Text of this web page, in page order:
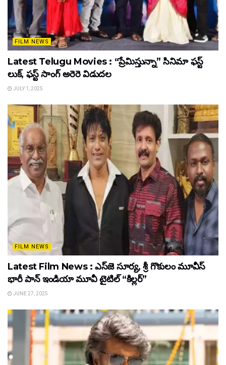
FILM NEWS
Latest Telugu Movies : “ప్రేమిస్తున్నా” సినిమా ఫస్ట్
లుక్, ఫస్ట్ సాంగ్ అరెరె విడుదల
JULY 1, 2025
FILM NEWS
Latest Film News : ఎస్‌జె సూర్య, శ్రీ గొకులం మూవీస్‌
భారీ పాన్‌ ఇండియా మూవీ టైటిల్ “కిల్లర్”
JUNE 27, 2025